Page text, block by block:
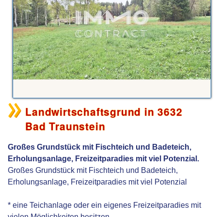
Landwirtschaftsgrund in 3632
Bad Traunstein
Großes Grundstück mit Fischteich und Badeteich,
Erholungsanlage, Freizeitparadies mit viel Potenzial.
Großes Grundstück mit Fischteich und Badeteich,
Erholungsanlage, Freizeitparadies mit viel Potenzial
* eine Teichanlage oder ein eigenes Freizeitparadies mit